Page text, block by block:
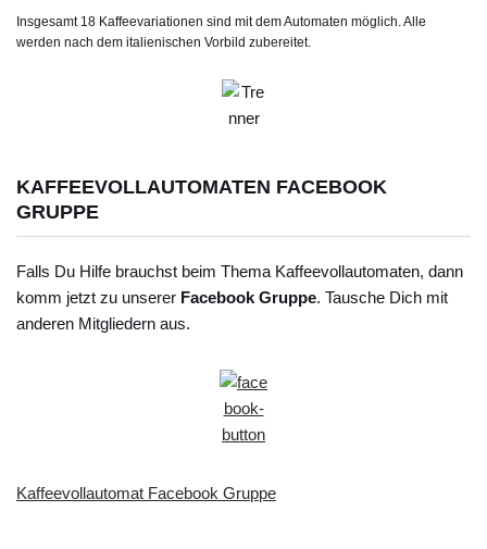
Insgesamt 18 Kaffeevariationen sind mit dem Automaten möglich. Alle
werden nach dem italienischen Vorbild zubereitet.
KAFFEEVOLLAUTOMATEN FACEBOOK
GRUPPE
Falls Du Hilfe brauchst beim Thema Kaffeevollautomaten, dann
komm jetzt zu unserer Facebook Gruppe. Tausche Dich mit
anderen Mitgliedern aus.
Kaffeevollautomat Facebook Gruppe